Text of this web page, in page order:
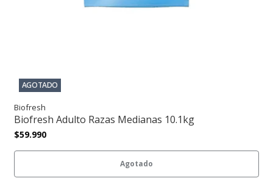
AGOTADO
Biofresh
Biofresh Adulto Razas Medianas 10.1kg
$59.990
Agotado